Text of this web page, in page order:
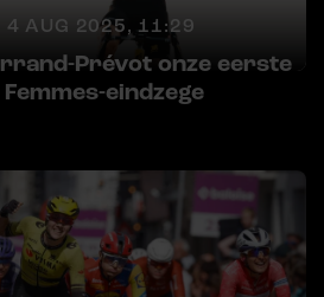
4 AUG 2025, 11:29
Prévot onze eerste
eindzege